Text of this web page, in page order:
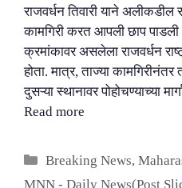
राजवर्धन तिवारी याने अलीकडील
कामगिरी करत आपली छाप पाडली
क्रमांकावर असलेला राजवर्धन
होता. मात्र, ताज्या कामगिरीनंतर
दुसऱ्या स्थानावर पोहोचण्याच्या
Read more
Categories
Breaking News,
MNN - Daily News(Post